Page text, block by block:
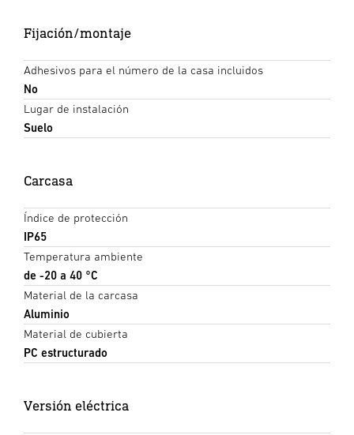
Fijación/montaje
Adhesivos para el número de la casa incluidos
No
Lugar de instalación
Suelo
Carcasa
Índice de protección
IP65
Temperatura ambiente
de -20 a 40 °C
Material de la carcasa
Aluminio
Material de cubierta
PC estructurado
Versión eléctrica